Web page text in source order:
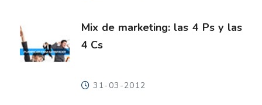
Mix de marketing: las 4 Ps y las
4 Cs
31-03-2012